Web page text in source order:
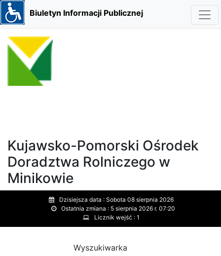
Biuletyn Informacji Publicznej
Kujawsko-Pomorski Ośrodek
Doradztwa Rolniczego w
Minikowie
Dzisiejsza data : Sobota 08 sierpnia 2026
Ostatnia zmiana : 5 sierpnia 2026 r. 07:20
Licznik wejść : 1
Wyszukiwarka